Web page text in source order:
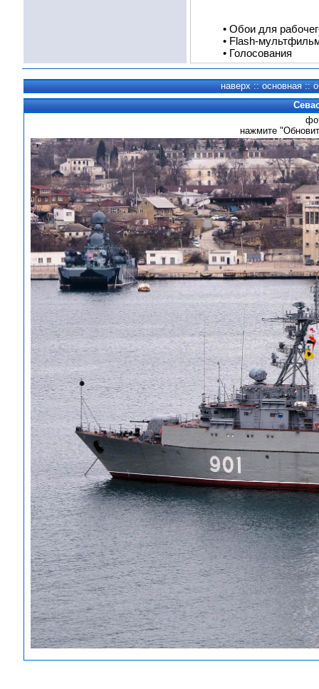
• Обои для
• Flash-
• Голосования
наверх ::основная ::
нажмите